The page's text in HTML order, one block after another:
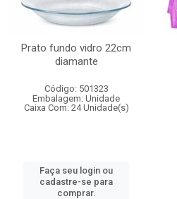
Prato fundo vidro 22cm
diamante
Código: 501323
Embalagem: Unidade
Caixa Com: 24 Unidade(s)
Faça seu login ou
cadastre-se para
comprar.